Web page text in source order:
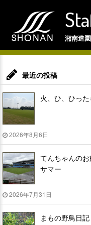
湘南造
最近の投稿
火、ひ、ひっ
2026年8月6日
てんちゃんの
サマー
2026年7月31日
まもの野鳥日